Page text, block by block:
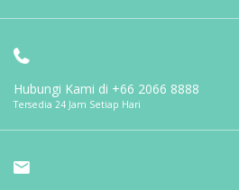
Hubungi Kami di +66 2066 8888
Tersedia 24 Jam Setiap Hari